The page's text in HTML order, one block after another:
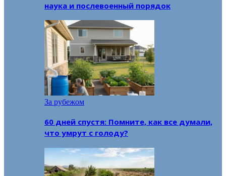
наука и послевоенный порядок
За рубежом
60 дней спустя: Помните, как все думали,
что умрут с голоду?